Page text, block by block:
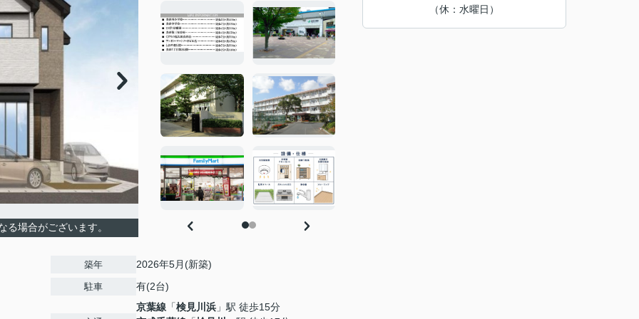
場合がございます。
築年 2026年5月(新築)
駐車 有(2台)
京葉線 「検見川浜 」駅 徒歩15分
（休：水曜日）